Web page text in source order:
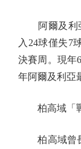
阿爾及利亞
入24球僅失7
決賽周。現年
年阿爾及利亞
柏高域「戰
柏高域曾長